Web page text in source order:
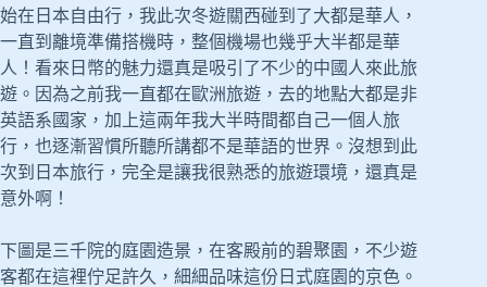
始在日本自由行，我此次冬遊關西碰到了大都是華人，
一直到離境準備搭機時，整個機場也幾乎大半都是華
人！看來日幣的魅力還真是吸引了不少的中國人來此旅
遊。因為之前我一直都在歐洲旅遊，去的地點大都是非
英語系國家，加上這兩年我大半時間都自己一個人旅
行，也逐漸習慣所聽所講都不是華語的世界。沒想到此
次到日本旅行，完全是讓我很熟悉的旅遊環境，還真是
意外啊！
下圖是三千院的庭園造景，在客殿前的碧聚園，不少遊
客都在這裡佇足許久，細細品味這份日式庭園的京色。